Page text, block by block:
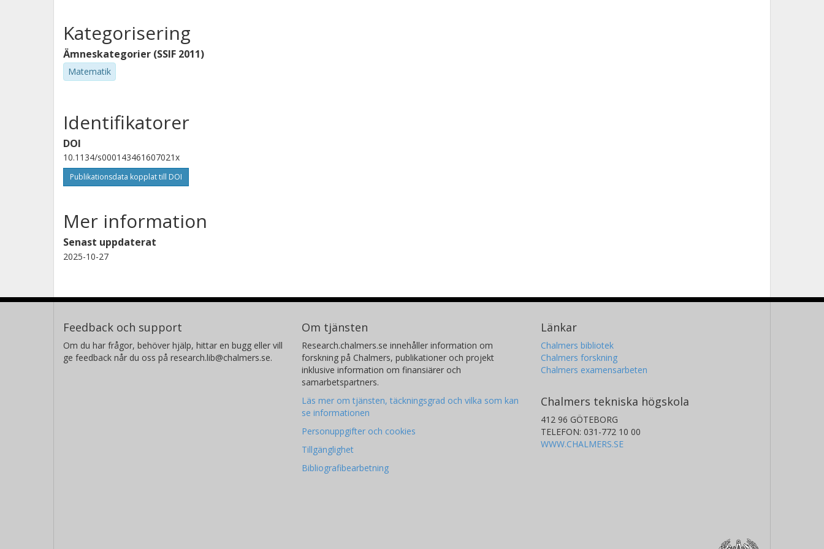
Kategorisering
Ämneskategorier (SSIF 2011)
Matematik
Identifikatorer
DOI
10.1134/s000143461607021x
Publikationsdata kopplat till DOI
Mer information
Senast uppdaterat
2025-10-27
Feedback och support
Om du har frågor, behöver hjälp, hittar en bugg eller vill
ge feedback når du oss på research.lib@chalmers.se.
Om tjänsten
Research.chalmers.se innehåller information om
forskning på Chalmers, publikationer och projekt
inklusive information om finansiärer och
samarbetspartners.
Läs mer om tjänsten, täckningsgrad och vilka som kan
se informationen
Personuppgifter och cookies
Tillgänglighet
Bibliografibearbetning
Länkar
Chalmers bibliotek
Chalmers forskning
Chalmers examensarbeten
Chalmers tekniska högskola
412 96 GÖTEBORG
TELEFON: 031-772 10 00
WWW.CHALMERS.SE